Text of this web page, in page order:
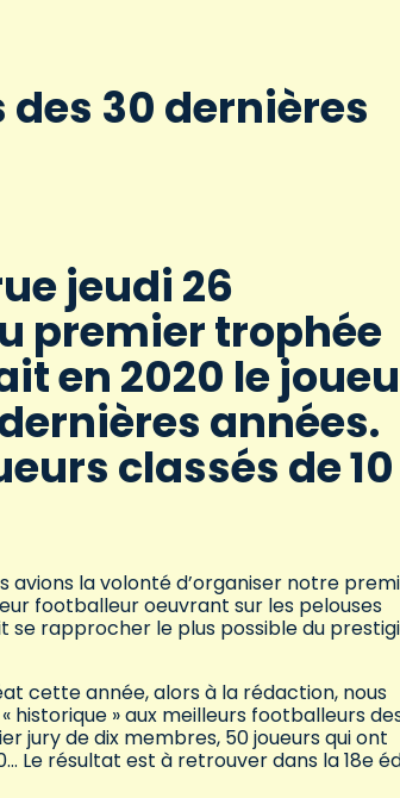
des 30 dernières
jeudi 26
premier trophée
en 2020 le
années.
classés de
avions la volonté d’organiser notre
footballeur oeuvrant sur les pelouses
rapprocher le plus possible du
cette année, alors à la rédaction, nous
historique » aux meilleurs footballeurs
jury de dix membres, 50 joueurs qui ont
Le résultat est à retrouver dans la 18e